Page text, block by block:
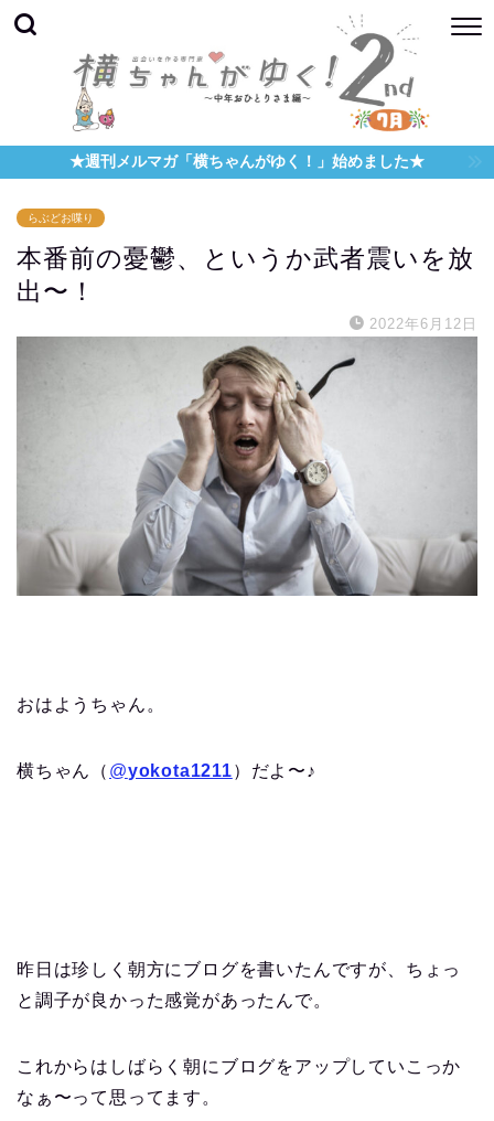
★週刊メルマガ「横ちゃんがゆく！」始めました★
らぶどお喋り
本番前の憂鬱、というか武者震いを放
出〜！
2022年6月12日
おはようちゃん。
横ちゃん（ @yokota1211）だよ〜♪
昨日は珍しく朝方にブログを書いたんですが、ちょっ
と調子が良かった感覚があったんで。
これからはしばらく朝にブログをアップしていこっか
なぁ〜って思ってます。